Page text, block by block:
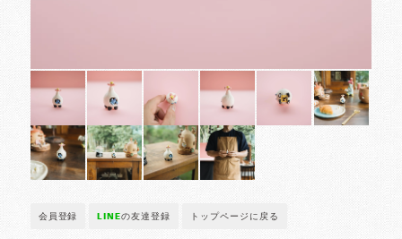
会員登録 LINEの友達登録 トップページに戻る